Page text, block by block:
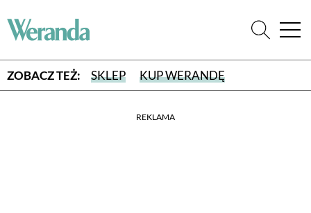
ZOBACZ TEŻ: SKLEP KUP WERANDĘ
REKLAMA